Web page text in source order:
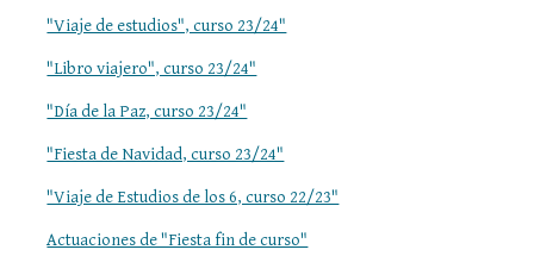
"Viaje de estudios", curso 23/24"
"Libro viajero", curso 23/24"
"Día de la Paz, curso 23/24"
"Fiesta de Navidad, curso 23/24"
"Viaje de Estudios de los 6, curso 22/23"
Actuaciones de "Fiesta fin de curso"